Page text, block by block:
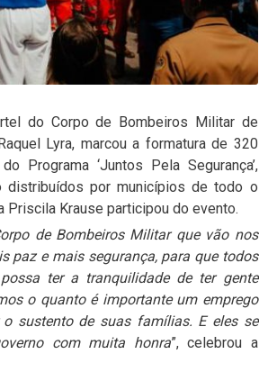
do Corpo de Bombeiros Militar de
Lyra, marcou a formatura de 320
Programa ‘Juntos Pela Segurança’,
por municípios de todo o
Priscila Krause participou do evento.
de Bombeiros Militar que vão nos
paz e mais segurança, para que todos
ter a tranquilidade de ter gente
o quanto é importante um emprego
sustento de suas famílias. E eles se
com muita honra”, celebrou a